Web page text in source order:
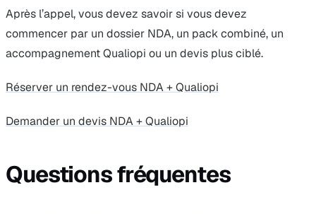
Après l’appel, vous devez savoir si vous devez
commencer par un dossier NDA, un pack combiné, un
accompagnement Qualiopi ou un devis plus ciblé.
Réserver un rendez-vous NDA + Qualiopi
Demander un devis NDA + Qualiopi
Questions fréquentes